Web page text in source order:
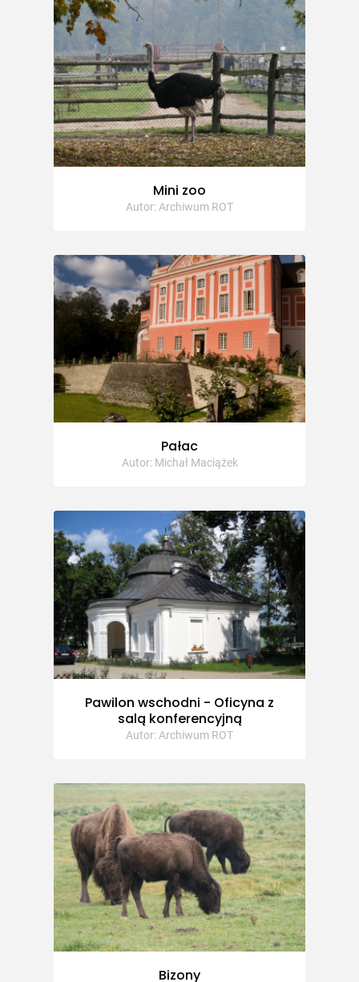
Mini zoo
Autor: Archiwum ROT
Pałac
Autor: Michał Maciążek
Pawilon wschodni - Oficyna z
salą konferencyjną
Autor: Archiwum ROT
Bizony